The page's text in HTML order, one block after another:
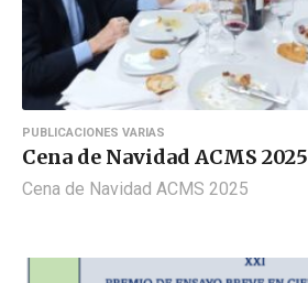
PUBLICACIONES VARIAS
Cena de Navidad ACMS 2025
Cena de Navidad ACMS 2025